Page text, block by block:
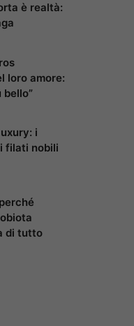
è realtà:
loro amore:
bello”
i
filati nobili
di tutto